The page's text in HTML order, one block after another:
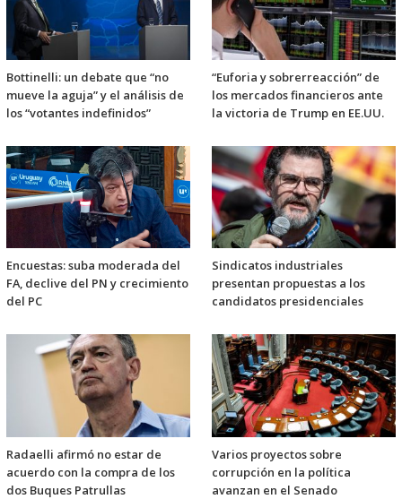
Bottinelli: un debate que “no
mueve la aguja” y el análisis de
los “votantes indefinidos”
“Euforia y sobrerreacción” de
los mercados financieros ante
la victoria de Trump en EE.UU.
Encuestas: suba moderada del
FA, declive del PN y crecimiento
del PC
Sindicatos industriales
presentan propuestas a los
candidatos presidenciales
Radaelli afirmó no estar de
acuerdo con la compra de los
dos Buques Patrullas
Varios proyectos sobre
corrupción en la política
avanzan en el Senado